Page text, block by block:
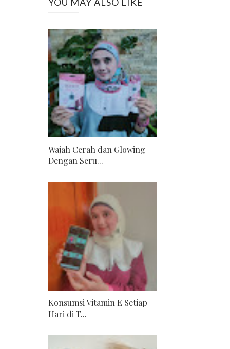
Wajah Cerah dan Glowing
Dengan Seru...
Konsumsi Vitamin E Setiap
Hari di T...